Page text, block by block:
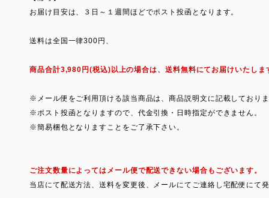
お届け目安は、３日～１週間ほどでポスト投函となります。
送料は全国一律300円、
商品合計3,980円(税込)以上の場合は、送料無料にてお届けいたしま
※メール便をご利用頂ける該当商品は、商品説明文に記載しており
※ポスト投函となりますので、代金引換・日時指定ができません。
※簡易梱包となりますことをご了承下さい。
ご注文数量によってはメール便で配送できない場合もございます。
当店にて配送方法、送料を変更後、メールにてご連絡し宅配便にて